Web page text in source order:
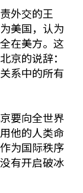
外交的王
美国，认为
在美方。这
京的说辞：
系中的所有
要向全世界
他的人类命
为国际秩序
有开启破冰